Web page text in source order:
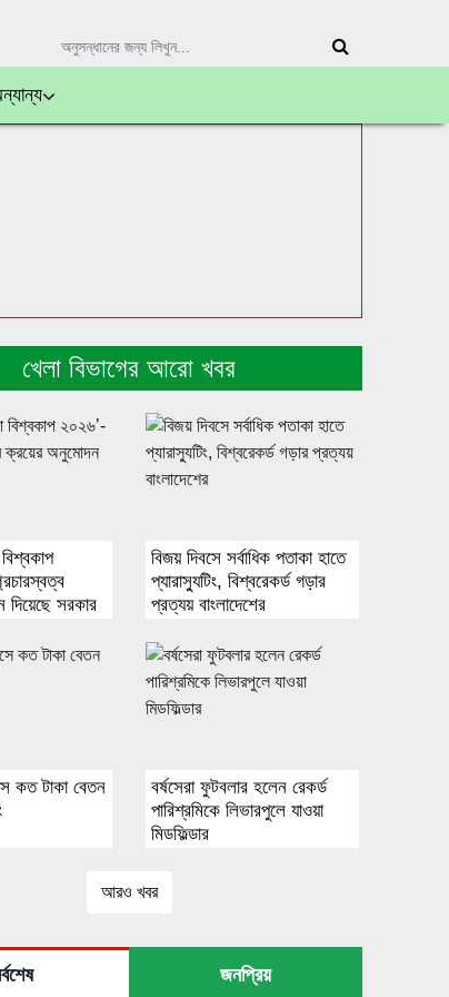
খেলা বিভাগের আরো খবর
সরকার
বিজয় দিবসে সর্বাধিক পতাকা হাতে
প্যারাস্যুটিং, বিশ্বরেকর্ড গড়ার
প্রত্যয় বাংলাদেশের
কত টাকা বেতন
বর্ষসেরা ফুটবলার হলেন রেকর্ড
পারিশ্রমিকে লিভারপুলে যাওয়া
মিডফিল্ডার
আরও খবর
জনপ্রিয়